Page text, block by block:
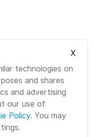
uns
X
technologies on
and shares
and advertising
our use of
Policy. You may